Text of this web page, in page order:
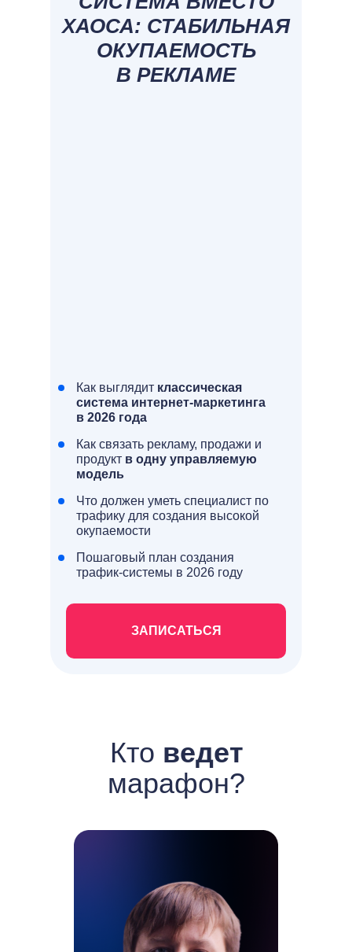
ХАОСА: СТАБИЛЬНАЯ
ОКУПАЕМОСТЬ
В РЕКЛАМЕ
Что должен уметь специалист по
трафику для создания высокой
окупаемости
Пошаговый план создания
трафик-системы в 2026 году
ЗАПИСАТЬСЯ
Как связать рекламу, продажи и
продукт в одну управляемую
модель
Как выглядит классическая
система интернет-маркетинга
в 2026 года
Кто ведет
марафон?
Антон Петроченков